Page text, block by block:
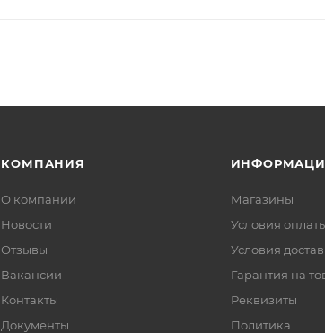
КОМПАНИЯ
О компании
Новости
Отзывы
Вакансии
Контакты
Документы
Магазины
Условия
Условия
Гарантия на
Реквизиты
Политика